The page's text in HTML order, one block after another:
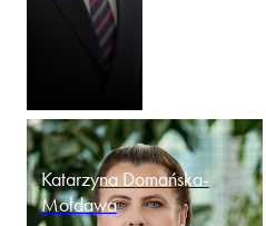
Katarzyna Domańska-
Mołdawa